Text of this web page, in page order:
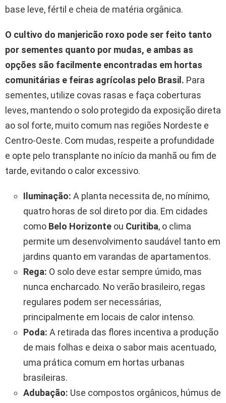
base leve, fértil e cheia de matéria orgânica.
O cultivo do manjericão roxo pode ser feito tanto
por sementes quanto por mudas, e ambas as
opções são facilmente encontradas em hortas
comunitárias e feiras agrícolas pelo Brasil. Para
sementes, utilize covas rasas e faça coberturas
leves, mantendo o solo protegido da exposição direta
ao sol forte, muito comum nas regiões Nordeste e
Centro-Oeste. Com mudas, respeite a profundidade
e opte pelo transplante no início da manhã ou fim de
tarde, evitando o calor excessivo.
Iluminação: A planta necessita de, no mínimo,
quatro horas de sol direto por dia. Em cidades
como Belo Horizonte ou Curitiba, o clima
permite um desenvolvimento saudável tanto em
jardins quanto em varandas de apartamentos.
Rega: O solo deve estar sempre úmido, mas
nunca encharcado. No verão brasileiro, regas
regulares podem ser necessárias,
principalmente em locais de calor intenso.
Poda: A retirada das flores incentiva a produção
de mais folhas e deixa o sabor mais acentuado,
uma prática comum em hortas urbanas
brasileiras.
Adubação: Use compostos orgânicos, húmus de